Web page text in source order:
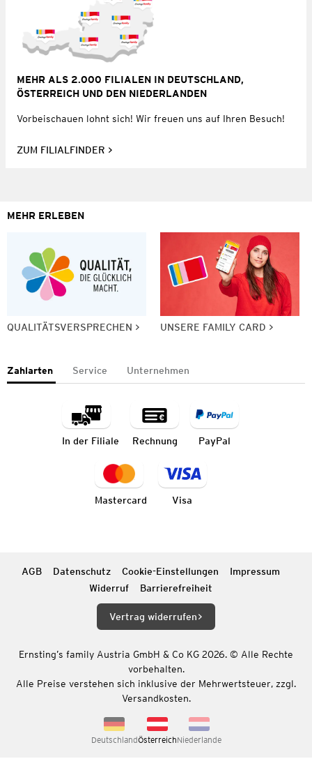
MEHR ALS 2.000 FILIALEN IN DEUTSCHLAND,
ÖSTERREICH UND DEN NIEDERLANDEN
Vorbeischauen lohnt sich! Wir freuen uns auf Ihren Besuch!
ZUM FILIALFINDER
MEHR ERLEBEN
QUALITÄTSVERSPRECHEN UNSERE FAMILY CARD
Zahlarten Service Unternehmen
In der Filiale Rechnung PayPal
Mastercard Visa
AGB Datenschutz Cookie-Einstellungen
Impressum
Widerruf
Barrierefreiheit
Vertrag widerrufen
Ernsting’s family Austria GmbH & Co KG 2026. © Alle Rechte
vorbehalten.
Alle Preise verstehen sich inklusive der Mehrwertsteuer, zzgl.
Versandkosten.
DeutschlandÖsterreichNiederlande